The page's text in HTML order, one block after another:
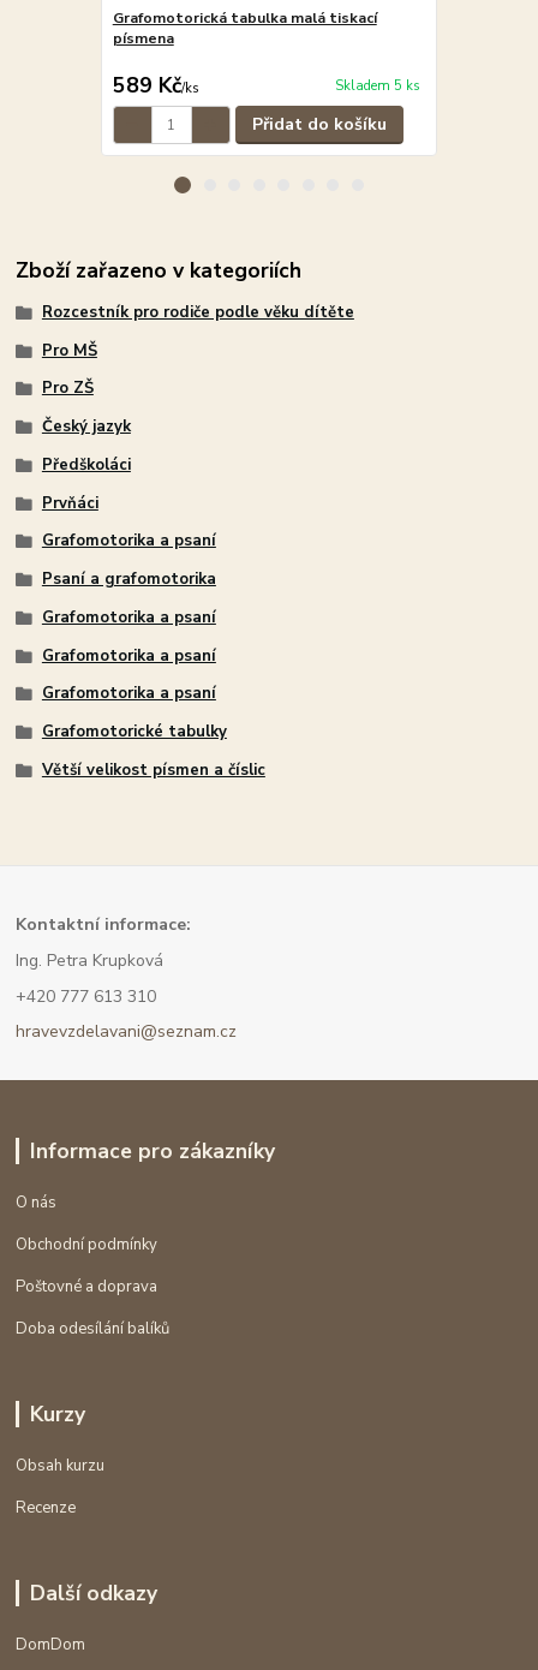
Grafomotorická tabulka malá tiskací
písmena
589 Kč/ks Skladem 5 ks
Přidat do košíku
Zboží zařazeno v kategoriích
Rozcestník pro rodiče podle věku dítěte
Pro MŠ
Pro ZŠ
Český jazyk
Předškoláci
Prvňáci
Grafomotorika a psaní
Psaní a grafomotorika
Grafomotorika a psaní
Grafomotorika a psaní
Grafomotorika a psaní
Grafomotorické tabulky
Větší velikost písmen a číslic
Kontaktní informace:
Ing. Petra Krupková
+420 777 613 310
hravevzdelavani@seznam.cz
Informace pro zákazníky
O nás
Obchodní podmínky
Poštovné a doprava
Doba odesílání balíků
Kurzy
Obsah kurzu
Recenze
Další odkazy
DomDom